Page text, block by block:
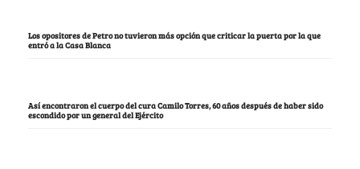
Los opositores de Petro no tuvieron más opción que criticar la puerta por la que
entró a la Casa Blanca
Así encontraron el cuerpo del cura Camilo Torres, 60 años después de haber sido
escondido por un general del Ejército